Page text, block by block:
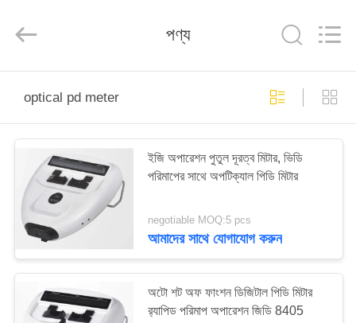
পণ্য
ভিডিও
আমাদের
সম্পর্কে
কারখানা
SCM
Rights
পণ্য
optical pd meter
ইজি অপারেশন পুতুল দূরত্ব মিটার, ভিডি
পরিমাপের সাথে অপটিক্যাল পিডি মিটার
negotiable MOQ:5 pcs
আমাদের সাথে যোগাযোগ করুন
অটো শট অফ ফাংশন ডিজিটাল পিডি মিটার
র‌্যাপিড পরিমাপ অপারেশন জিডি 8405